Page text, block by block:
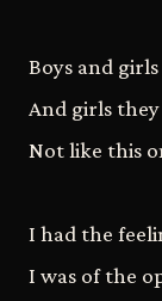
Boys and
And girls
Not like this
I had the
I was of the